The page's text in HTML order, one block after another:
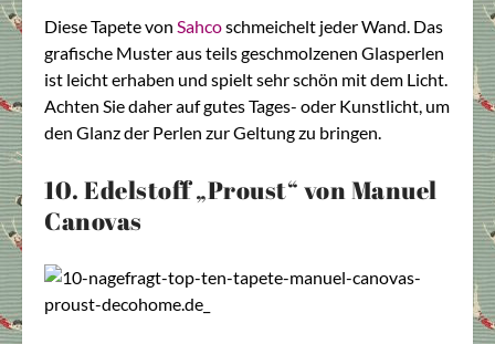
Diese Tapete von Sahcoschmeichelt jeder Wand. Das
grafische Muster aus teils geschmolzenen Glasperlen
ist leicht erhaben und spielt sehr schön mit dem Licht.
Achten Sie daher auf gutes Tages- oder Kunstlicht, um
den Glanz der Perlen zur Geltung zu bringen.
10. Edelstoff „Proust“ von Manuel
Canovas